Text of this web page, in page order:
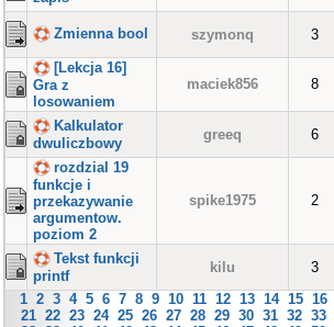
Zmienna bool szymonq 3
[Lekcja 16]
Gra z
losowaniem
maciek856 8
Kalkulator
dwuliczbowy
greeq 6
rozdzial 19
funkcje i
przekazywanie
argumentow.
poziom 2
spike1975 2
Tekst funkcji
printf
kilu 3
1 2 3 4 5 6 7 8 9 10 11 12 13 14 15 16
21 22 23 24 25 26 27 28 29 30 31 32 33